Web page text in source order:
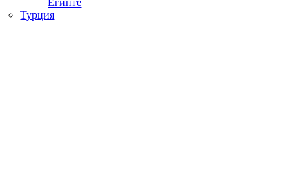
Египте
Турция